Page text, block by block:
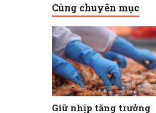
Cùng chuyên mục
Giữ nhịp tăng trưởng